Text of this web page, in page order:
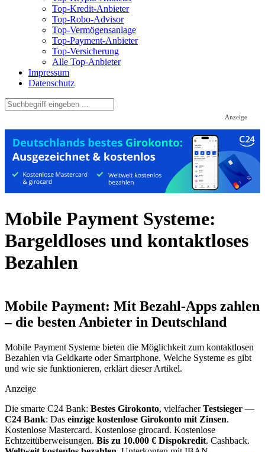
Top-Kredit-Anbieter
Top-Robo-Advisor
Top-Vermögensanlage
Top-Payment-Anbieter
Top-Versicherung
Alle Top-Anbieter
Impressum
Datenschutz
Anzeige
Mobile Payment Systeme:
Bargeldloses und kontaktloses
Bezahlen
Mobile Payment: Mit Bezahl-Apps zahlen
– die besten Anbieter in Deutschland
Mobile Payment Systeme bieten die Möglichkeit zum kontaktlosen
Bezahlen via Geldkarte oder Smartphone. Welche Systeme es gibt
und wie sie funktionieren, erklärt dieser Artikel.
Anzeige
Die smarte C24 Bank: Bestes Girokonto, vielfacherTestsieger —
C24 Bank: Das einzige kostenlose Girokonto mit Zinsen.
Kostenlose Mastercard. Kostenlose girocard. Kostenlose
Echtzeitüberweisungen. Bis zu 10.000 € Dispokredit. Cashback.